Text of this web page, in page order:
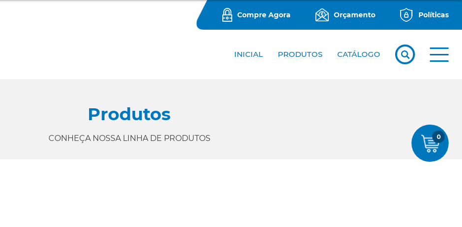
Compre Agora Orçamento Políticas
INICIAL PRODUTOS CATÁLOGO
Produtos
CONHEÇA NOSSA LINHA DE PRODUTOS 0